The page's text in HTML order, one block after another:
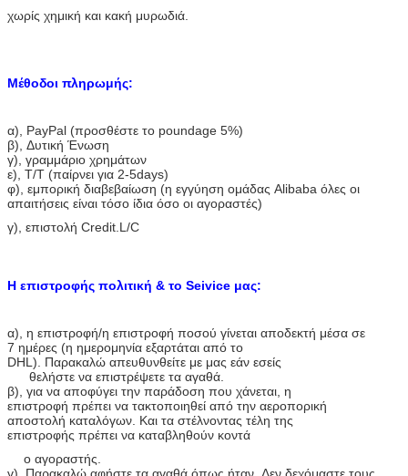
χωρίς χημική και κακή μυρωδιά.
Μέθοδοι πληρωμής:
α), PayPal (προσθέστε το poundage 5%)
β), Δυτική Ένωση
γ), γραμμάριο χρημάτων
ε), T/T (παίρνει για 2-5days)
φ), εμπορική διαβεβαίωση (η εγγύηση ομάδας Alibaba όλες οι
απαιτήσεις είναι τόσο ίδια όσο οι αγοραστές)
γ), επιστολή Credit.L/C
Η επιστροφής πολιτική & το Seivice μας:
α), η επιστροφή/η επιστροφή ποσού γίνεται αποδεκτή μέσα σε
7 ημέρες (η ημερομηνία εξαρτάται από το
DHL). Παρακαλώ απευθυνθείτε με μας εάν εσείς
θελήστε να επιστρέψετε τα αγαθά.
β), για να αποφύγει την παράδοση που χάνεται, η
επιστροφή πρέπει να τακτοποιηθεί από την αεροπορική
αποστολή καταλόγων. Και τα στέλνοντας τέλη της
επιστροφής πρέπει να καταβληθούν κοντά
ο αγοραστής.